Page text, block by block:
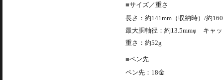
サイズ／重さ
長さ：約141mm（収納時）/約
最大胴軸径：約13.5mmφ キャ
重さ：約52g
ペン先
ペン先：18金